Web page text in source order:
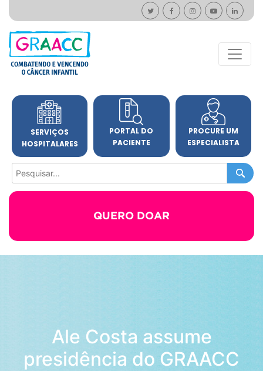
SERVIÇOS
HOSPITALARES
PORTAL DO
PACIENTE
PROCURE UM
ESPECIALISTA
QUERO DOAR
Ale Costa assume
presidência do GRAACC